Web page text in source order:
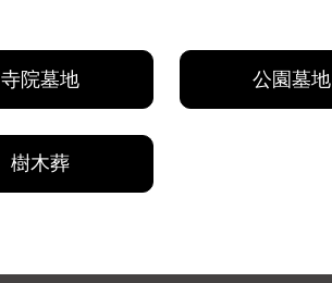
寺院墓地 公園墓地
樹木葬